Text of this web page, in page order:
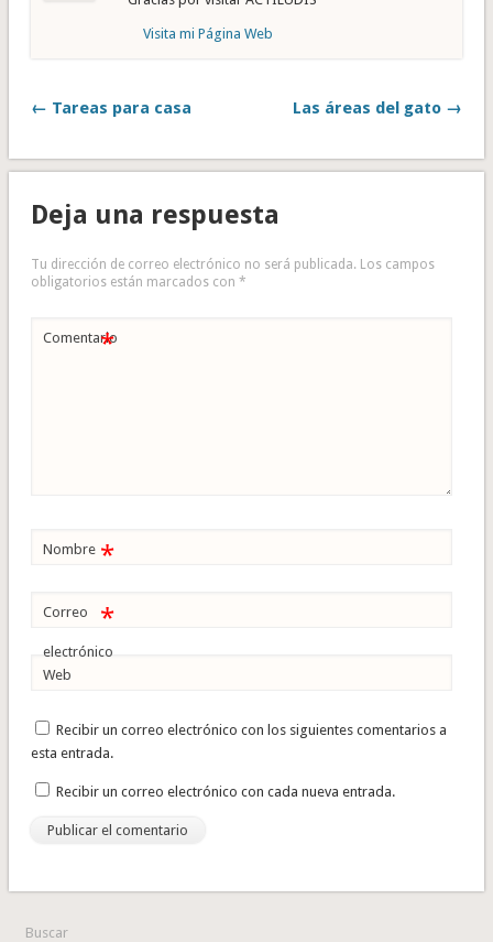
Visita mi Página Web
← Tareas para casa Las áreas del gato →
Deja una respuesta
Tu dirección de correo electrónico no será publicada. Los campos
obligatorios están marcados con *
Comentario
*
Nombre *
Correo
electrónico
*
Web
Recibir un correo electrónico con los siguientes comentarios a
esta entrada.
Recibir un correo electrónico con cada nueva entrada.
Buscar